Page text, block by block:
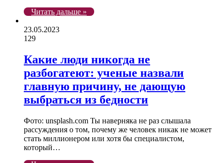
Читать дальше »
23.05.2023
129
Какие люди никогда не
разбогатеют: ученые назвали
главную причину, не дающую
выбраться из бедности
Фото: unsplash.com Ты наверняка не раз слышала
рассуждения о том, почему же человек никак не может
стать миллионером или хотя бы специалистом,
который…